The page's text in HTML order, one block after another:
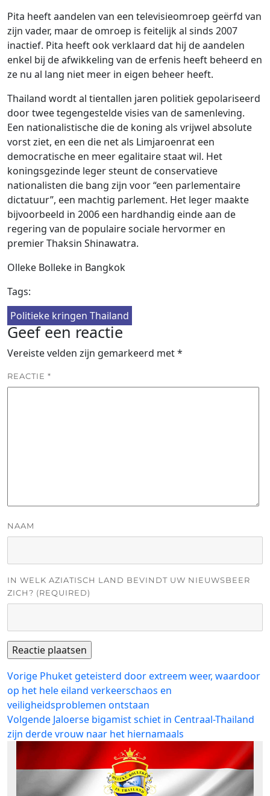
Pita heeft aandelen van een televisieomroep geërfd van
zijn vader, maar de omroep is feitelijk al sinds 2007
inactief. Pita heeft ook verklaard dat hij de aandelen
enkel bij de afwikkeling van de erfenis heeft beheerd en
ze nu al lang niet meer in eigen beheer heeft.
Thailand wordt al tientallen jaren politiek gepolariseerd
door twee tegengestelde visies van de samenleving.
Een nationalistische die de koning als vrijwel absolute
vorst ziet, en een die net als Limjaroenrat een
democratische en meer egalitaire staat wil. Het
koningsgezinde leger steunt de conservatieve
nationalisten die bang zijn voor “een parlementaire
dictatuur”, een machtig parlement. Het leger maakte
bijvoorbeeld in 2006 een hardhandig einde aan de
regering van de populaire sociale hervormer en
premier Thaksin Shinawatra.
Olleke Bolleke in Bangkok
Tags:
Politieke kringen Thailand
Geef een reactie
Vereiste velden zijn gemarkeerd met*
REACTIE *
NAAM
IN WELK AZIATISCH LAND BEVINDT UW NIEUWSBEER
ZICH? (REQUIRED)
Bericht
navigatie
Vorige Vorig
bericht:
Phuket geteisterd door extreem weer, waardoor
op het hele eiland verkeerschaos en
veiligheidsproblemen ontstaan
Volgende Volgend
bericht:
Jaloerse bigamist schiet in Centraal-Thailand
zijn derde vrouw naar het hiernamaals